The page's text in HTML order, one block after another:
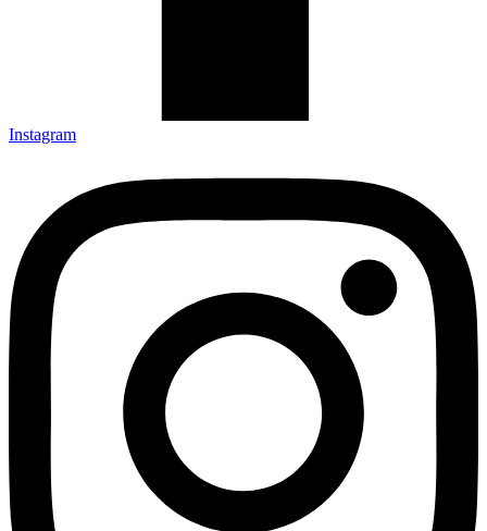
Instagram